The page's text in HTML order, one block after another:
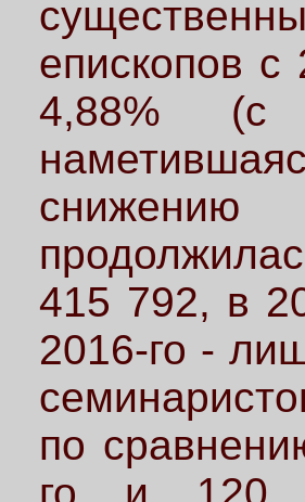
епископов
4,88%
снижению
415 792, в
2016-го -
по